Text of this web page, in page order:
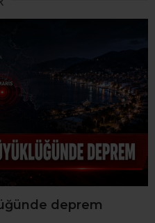
deprem